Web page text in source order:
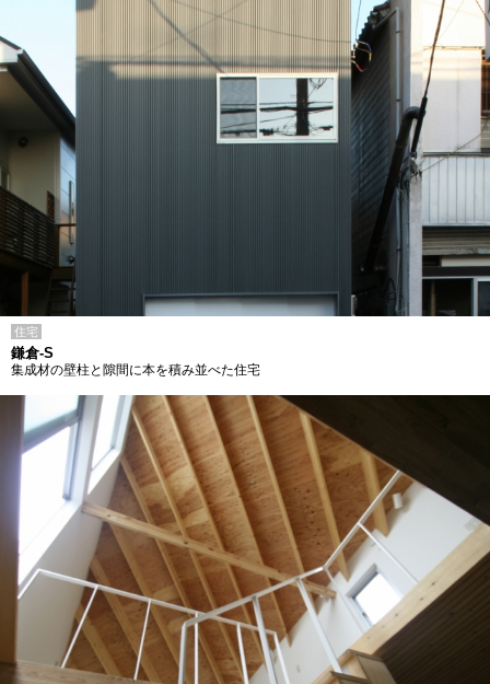
住宅
鎌倉-S
集成材の壁柱と隙間に本を積み並べた住宅